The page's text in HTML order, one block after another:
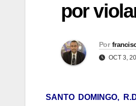
por
Por
OCT 3,
SANTO DOMINGO,